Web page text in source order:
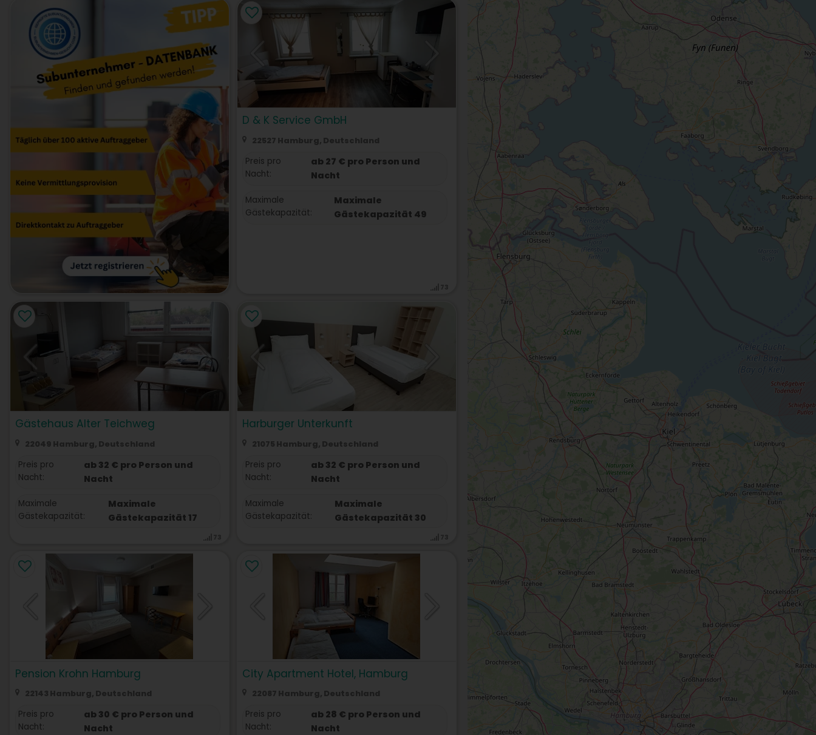
D & K Service GmbH
22527 Hamburg, Deutschland
Preis pro
Nacht:
ab 27 € pro Person und
Nacht
Maximale
Gästekapazität:
Maximale
Gästekapazität 49
Gästehaus Alter Teichweg
22049 Hamburg, Deutschland
Preis pro
Nacht:
ab 32 € pro Person und
Nacht
Maximale
Gästekapazität:
Maximale
Gästekapazität 17
Harburger Unterkunft
21075 Hamburg, Deutschland
Preis pro
Nacht:
ab 32 € pro Person und
Nacht
Maximale
Gästekapazität:
Maximale
Gästekapazität 30
Pension Krohn Hamburg
22143 Hamburg, Deutschland
Preis pro
Nacht:
ab 30 € pro Person und
Nacht
City Apartment Hotel, Hamburg
22087 Hamburg, Deutschland
Preis pro
Nacht:
ab 28 € pro Person und
Nacht